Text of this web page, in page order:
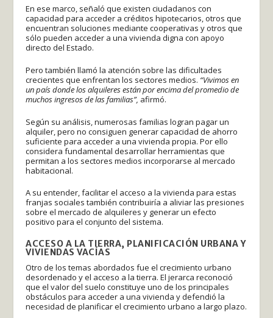
En ese marco, señaló que existen ciudadanos con
capacidad para acceder a créditos hipotecarios, otros que
encuentran soluciones mediante cooperativas y otros que
sólo pueden acceder a una vivienda digna con apoyo
directo del Estado.
Pero también llamó la atención sobre las dificultades
crecientes que enfrentan los sectores medios. “Vivimos en
un país donde los alquileres están por encima del promedio de
muchos ingresos de las familias”, afirmó.
Según su análisis, numerosas familias logran pagar un
alquiler, pero no consiguen generar capacidad de ahorro
suficiente para acceder a una vivienda propia. Por ello
considera fundamental desarrollar herramientas que
permitan a los sectores medios incorporarse al mercado
habitacional.
A su entender, facilitar el acceso a la vivienda para estas
franjas sociales también contribuiría a aliviar las presiones
sobre el mercado de alquileres y generar un efecto
positivo para el conjunto del sistema.
ACCESO A LA TIERRA, PLANIFICACIÓN URBANA Y
VIVIENDAS VACÍAS
Otro de los temas abordados fue el crecimiento urbano
desordenado y el acceso a la tierra. El jerarca reconoció
que el valor del suelo constituye uno de los principales
obstáculos para acceder a una vivienda y defendió la
necesidad de planificar el crecimiento urbano a largo plazo.